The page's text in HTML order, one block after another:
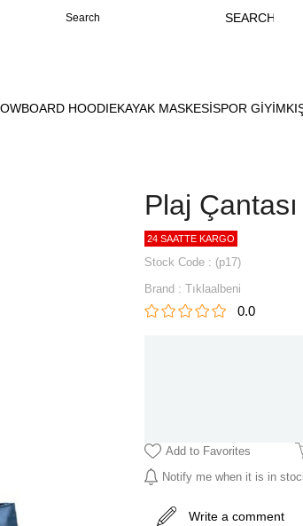
HOODIEKAYAK MASKESİSPOR GİYİM
Plaj Çantası
24 SAATTE KARGO
Stock Code
(p17)
Brand : Tıklaalbeni
0.0
Add to Favorites
Notify me when it is in
Write a comment